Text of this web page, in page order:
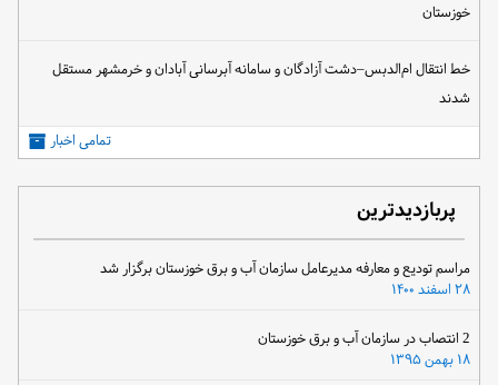
خوزستان
خط انتقال ام‌الدبس–دشت آزادگان و سامانه آبرسانی آبادان و خرمشهر مستقل
شدند
تمامی اخبار
پربازدیدترین
مراسم تودیع و معارفه مدیرعامل سازمان آب و برق خوزستان برگزار شد
۲۸ اسفند ۱۴۰۰
۱۸ بهمن ۱۳۹۵